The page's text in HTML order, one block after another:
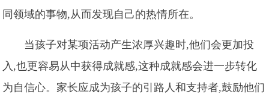
同领域的事物,从而发现自己的热情所在。
当孩子对某项活动产生浓厚兴趣时,他们会更加投
入,也更容易从中获得成就感,这种成就感会进一步转化
为自信心。家长应成为孩子的引路人和支持者,鼓励他们